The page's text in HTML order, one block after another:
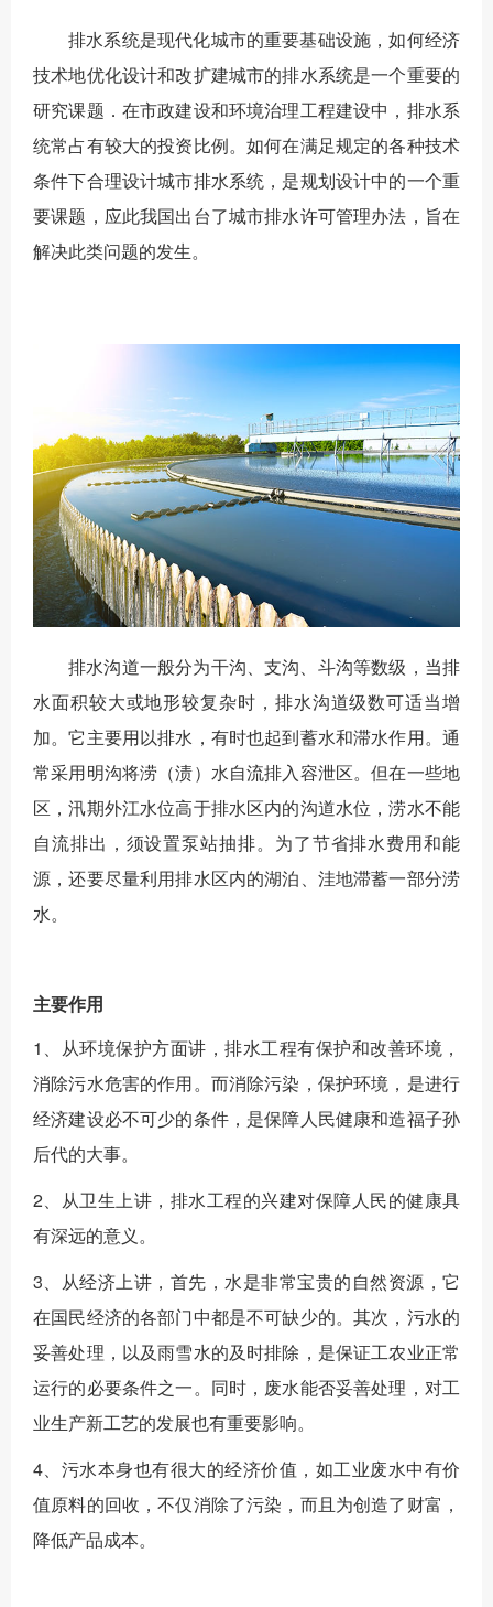
排水系统是现代化城市的重要基础设施，如何经济
技术地优化设计和改扩建城市的排水系统是一个重要的
研究课题．在市政建设和环境治理工程建设中，排水系
统常占有较大的投资比例。如何在满足规定的各种技术
条件下合理设计城市排水系统，是规划设计中的一个重
要课题，应此我国出台了城市排水许可管理办法，旨在
解决此类问题的发生。
排水沟道一般分为干沟、支沟、斗沟等数级，当排
水面积较大或地形较复杂时，排水沟道级数可适当增
加。它主要用以排水，有时也起到蓄水和滞水作用。通
常采用明沟将涝（渍）水自流排入容泄区。但在一些地
区，汛期外江水位高于排水区内的沟道水位，涝水不能
自流排出，须设置泵站抽排。为了节省排水费用和能
源，还要尽量利用排水区内的湖泊、洼地滞蓄一部分涝
水。
主要作用
1、从环境保护方面讲，排水工程有保护和改善环境，
消除污水危害的作用。而消除污染，保护环境，是进行
经济建设必不可少的条件，是保障人民健康和造福子孙
后代的大事。
2、从卫生上讲，排水工程的兴建对保障人民的健康具
有深远的意义。
3、从经济上讲，首先，水是非常宝贵的自然资源，它
在国民经济的各部门中都是不可缺少的。其次，污水的
妥善处理，以及雨雪水的及时排除，是保证工农业正常
运行的必要条件之一。同时，废水能否妥善处理，对工
业生产新工艺的发展也有重要影响。
4、污水本身也有很大的经济价值，如工业废水中有价
值原料的回收，不仅消除了污染，而且为创造了财富，
降低产品成本。